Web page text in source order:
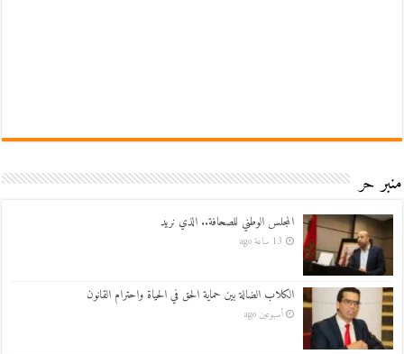
منبر حر
المجلس الوطني للصحافة.. الذي نريد
13 ساعة ago
الكلاب الضالة بين حماية الحق في الحياة واحترام القانون
أسبوعين ago